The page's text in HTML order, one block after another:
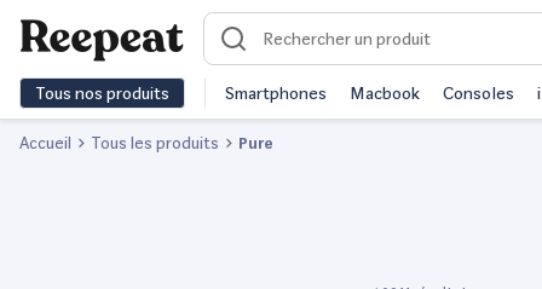
Tous nos produits Smartphones Macbook Consoles
Accueil Tous les produits Pure